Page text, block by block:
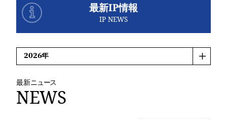
最新IP情報
IP NEWS
最新ニュース
NEWS